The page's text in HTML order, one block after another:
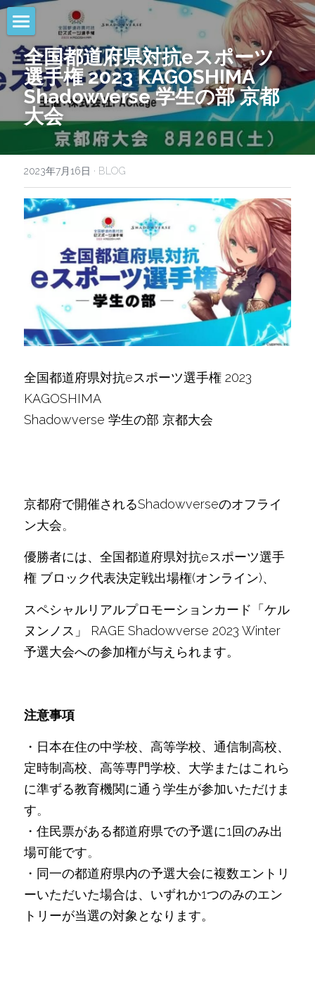
HOME
NEWS
EVENTS
CALENDAR
COMMUNITY
COMPANY
SHOP
全国都道府県対抗eスポーツ
選手権 2023 KAGOSHIMA
Shadowverse 学生の部 京都
大会
2023年7月16日 · BLOG
全国都道府県対抗eスポーツ選手権 2023
KAGOSHIMA
Shadowverse 学生の部 京都大会
京都府で開催されるShadowverseのオフライ
ン大会。
優勝者には、全国都道府県対抗eスポーツ選手
権 ブロック代表決定戦出場権(オンライン)、
スペシャルリアルプロモーションカード「ケル
ヌンノス」 RAGE Shadowverse 2023 Winter
予選大会への参加権が与えられます。
注意事項
・日本在住の中学校、高等学校、通信制高校、
定時制高校、高等専門学校、大学またはこれら
に準ずる教育機関に通う学生が参加いただけま
す。
・住民票がある都道府県での予選に1回のみ出
場可能です。
・同一の都道府県内の予選大会に複数エントリ
ーいただいた場合は、いずれか1つのみのエン
トリーが当選の対象となります。